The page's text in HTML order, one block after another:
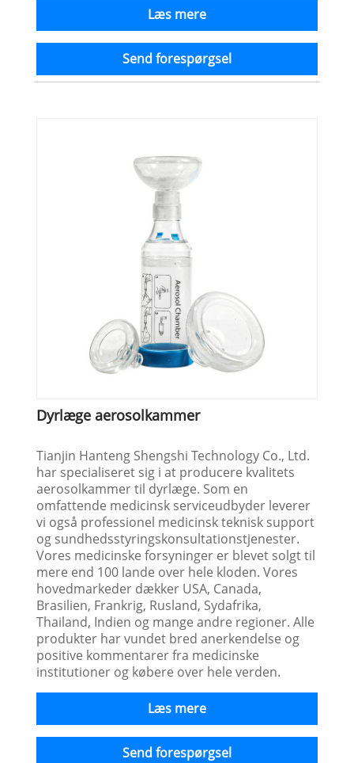
Læs mere
Send forespørgsel
Dyrlæge aerosolkammer
Tianjin Hanteng Shengshi Technology Co., Ltd.
har specialiseret sig i at producere kvalitets
aerosolkammer til dyrlæge. Som en
omfattende medicinsk serviceudbyder leverer
vi også professionel medicinsk teknisk support
og sundhedsstyringskonsultationstjenester.
Vores medicinske forsyninger er blevet solgt til
mere end 100 lande over hele kloden. Vores
hovedmarkeder dækker USA, Canada,
Brasilien, Frankrig, Rusland, Sydafrika,
Thailand, Indien og mange andre regioner. Alle
produkter har vundet bred anerkendelse og
positive kommentarer fra medicinske
institutioner og købere over hele verden.
Læs mere
Send forespørgsel